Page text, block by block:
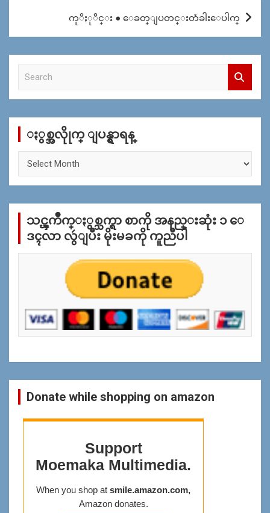
ကုိႏုိင္း ● ေခတ္ျပတင္းတံခါးေပါက္
c
ႏွစ္အလိုုက္ ျပန္ရွာရန္
က္
န္
သင္ၾကိဳက္ႏွစ္သက္ရာ စာကို အနည္းဆုံး ၁ ေ
ဒၚလာ လွဴျပီး မိုးမခကို ကူညီပါ
Donate while shopping on amazon